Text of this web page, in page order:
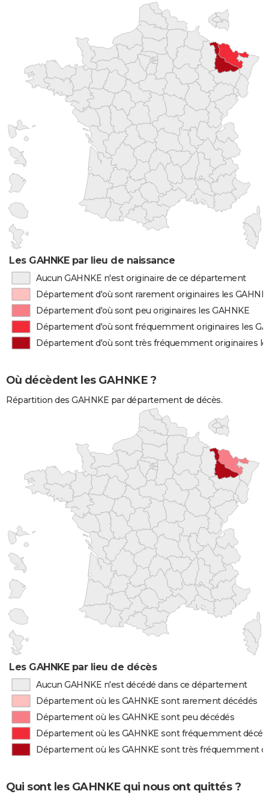
Les GAHNKE par lieu de naissance
Aucun GAHNKE n'est originaire de ce département
Département d'où sont rarement originaires les
Département d'où sont peu originaires les GAHNKE
Département d'où sont fréquemment originaires les
Département d'où sont très fréquemment originaires
Où décèdent les GAHNKE ?
Répartition des GAHNKE par département de décès.
Les GAHNKE par lieu de décès
Aucun GAHNKE n'est décédé dans ce département
Département où les GAHNKE sont rarement décédés
Département où les GAHNKE sont peu décédés
Département où les GAHNKE sont fréquemment
Département où les GAHNKE sont très fréquemment
Qui sont les GAHNKE qui nous ont quittés ?